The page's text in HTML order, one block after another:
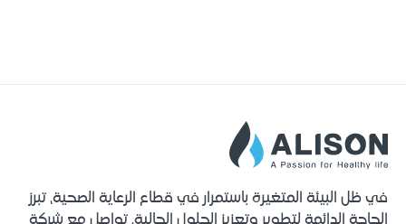
في ظل البيئة المتغيرة باستمرار في قطاع الرعاية الصحية، تبرز
الحاجة الدائمة لتطوير وتعزيز الحلول الحالية. تواصل مع شركة